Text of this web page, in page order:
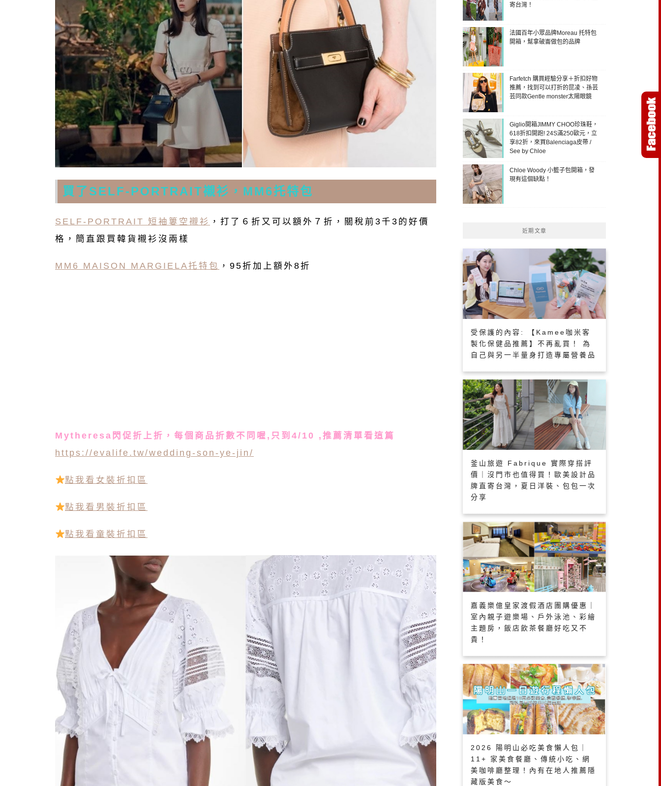
買了SELF-PORTRAIT襯衫，MM6托特包
SELF-PORTRAIT 短袖簍空襯衫 ，打了６折又可以額外７折，關稅前3千3的好價
格，簡直跟買韓貨襯衫沒兩樣
MM6 MAISON MARGIELA托特包 ，95折加上額外8折
Mytheresa閃促折上折，每個商品折數不同喔,只到4/10 ,推薦清單看這篇
https://evalife.tw/wedding-son-ye-jin/
點我看女裝折扣區
點我看男裝折扣區
點我看童裝折扣區
寄台灣！
法國百年小眾品牌Moreau 托特包
開箱，幫拿破崙做包的品牌
Farfetch 購買經驗分享＋折扣好物
推薦，找到可以打折的昆凌、孫芸
芸同款Gentle monster太陽眼鏡
Giglio開箱JIMMY CHOO珍珠鞋，
618折扣開跑! 24S滿250歐元，立
享82折，來買Balenciaga皮帶 /
See by Chloe
Chloe Woody 小籃子包開箱，發
現有這個缺點！
近期文章
受保護的內容: 【Kamee咖米客
製化保健品推薦】不再亂買！ 為
自己與另一半量身打造專屬營養品
釜山旅遊 Fabrique 實際穿搭評
價｜沒門市也值得買！歐美設計品
牌直寄台灣，夏日洋裝、包包一次
分享
嘉義樂億皇家渡假酒店團購優惠｜
室內親子遊樂場、戶外泳池、彩繪
主題房，飯店飲茶餐廳好吃又不
貴！
2026 陽明山必吃美食懶人包｜
11+ 家美食餐廳、傳統小吃、網
美咖啡廳整理！內有在地人推薦隱
藏版美食～